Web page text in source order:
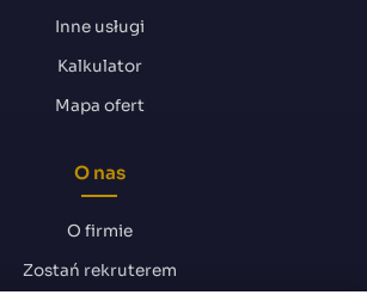
Inne usługi
Kalkulator
Mapa ofert
O nas
O firmie
Zostań rekruterem